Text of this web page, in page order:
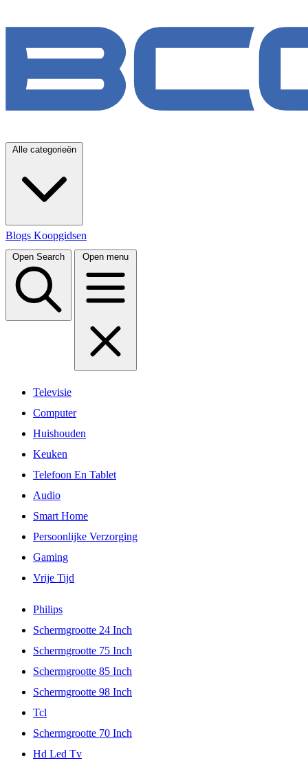
Alle categorieën
Blogs Koopgidsen
Open Search Open menu
Televisie
Computer
Huishouden
Keuken
Telefoon En Tablet
Audio
Smart Home
Persoonlijke Verzorging
Gaming
Vrije Tijd
Philips
Schermgrootte 24 Inch
Schermgrootte 75 Inch
Schermgrootte 85 Inch
Schermgrootte 98 Inch
Tcl
Schermgrootte 70 Inch
Hd Led Tv